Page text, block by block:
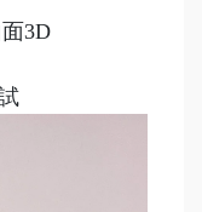
3D